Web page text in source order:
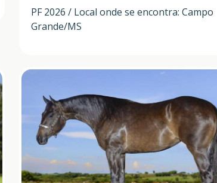
PF 2026 / Local onde se encontra: Campo
Grande/MS